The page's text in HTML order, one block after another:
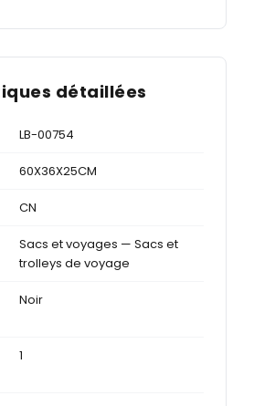
détaillées
LB-00754
60X36X25CM
CN
Sacs et voyages — Sacs et
trolleys de voyage
Noir
1